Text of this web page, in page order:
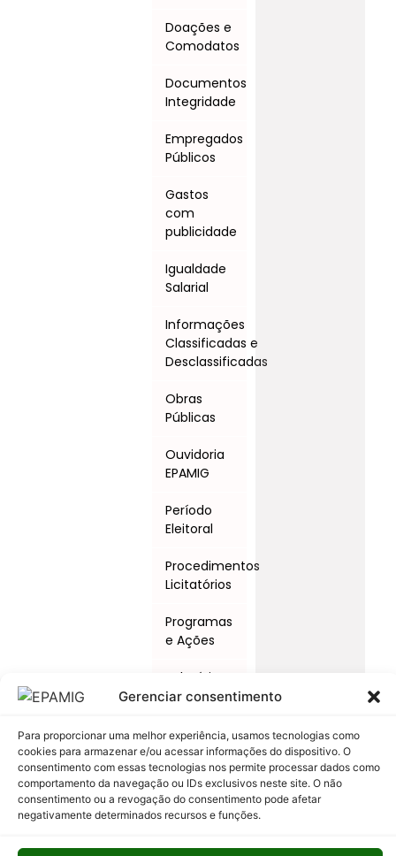
Gerenciar consentimento
Para proporcionar uma melhor experiência, usamos tecnologias como
cookies para armazenar e/ou acessar informações do dispositivo. O
consentimento com essas tecnologias nos permite processar dados como
comportamento da navegação ou IDs exclusivos neste site. O não
consentimento ou a revogação do consentimento pode afetar
negativamente determinados recursos e funções.
Doações e
Comodatos
Documentos
Integridade
Empregados
Públicos
Gastos
com
publicidade
Igualdade
Salarial
Informações
Classificadas e
Desclassificadas
Obras
Públicas
Ouvidoria
EPAMIG
Período
Eleitoral
Procedimentos
Licitatórios
Programas
e Ações
Relatório
Anual de
da
Auditoria
Interna
Relatório